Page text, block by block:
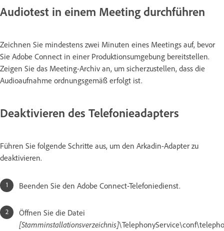
Audiotest in einem Meeting durchführen
Zeichnen Sie mindestens zwei Minuten eines Meetings auf, bevor
Sie Adobe Connect in einer Produktionsumgebung bereitstellen.
Zeigen Sie das Meeting-Archiv an, um sicherzustellen, dass die
Audioaufnahme ordnungsgemäß erfolgt ist.
Deaktivieren des Telefonieadapters
Führen Sie folgende Schritte aus, um den Arkadin-Adapter zu
deaktivieren.
Beenden Sie den Adobe Connect-Telefoniedienst.
Öffnen Sie die Datei
[Stamminstallationsverzeichnis]